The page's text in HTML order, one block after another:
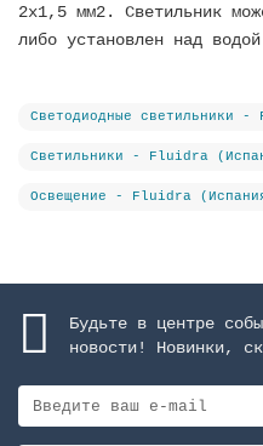
2x1,5 мм2. Светильник
либо установлен над
Светодиодные светильники
Светильники - Fluidra
Освещение - Fluidra
Будьте в центре
новости! Новинки,